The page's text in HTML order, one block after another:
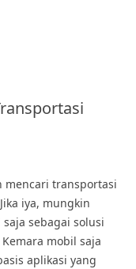
mencari transportasi
iya, mungkin
sebagai solusi
mobil saja
aplikasi yang